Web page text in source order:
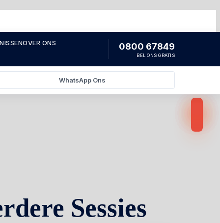
OVER ONS 0800 67849
BEL ONS GRATIS
WhatsApp Ons
Sessies